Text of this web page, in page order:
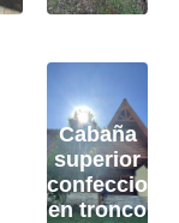
Cabaña
superior
en tronco